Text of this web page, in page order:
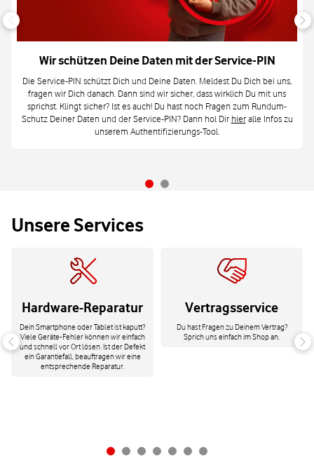
Wir schützen Deine Daten mit der Service-PIN
Die Service-PIN schützt Dich und Deine Daten. Meldest Du Dich bei uns,
fragen wir Dich danach. Dann sind wir sicher, dass wirklich Du mit uns
sprichst. Klingt sicher? Ist es auch! Du hast noch Fragen zum Rundum-
Schutz Deiner Daten und der Service-PIN? Dann hol Dir hieralle Infos zu
unserem Authentifizierungs-Tool.
Unsere Services
Hardware-Reparatur
Dein Smartphone oder Tablet ist kaputt?
Viele Geräte-Fehler können wir einfach
und schnell vor Ort lösen. Ist der Defekt
ein Garantiefall, beauftragen wir eine
entsprechende Reparatur.
Vertragsservice
Du hast Fragen zu Deinem Vertrag?
Sprich uns einfach im Shop an.